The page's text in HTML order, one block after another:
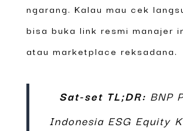
ngarang. Kalau mau cek
bisa buka link resmi manajer
atau marketplace reksadana.
Sat-set TL;DR: BNP
Indonesia ESG Equity